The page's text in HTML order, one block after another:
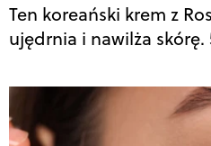
Ten koreański krem z
ujędrnia i nawilża